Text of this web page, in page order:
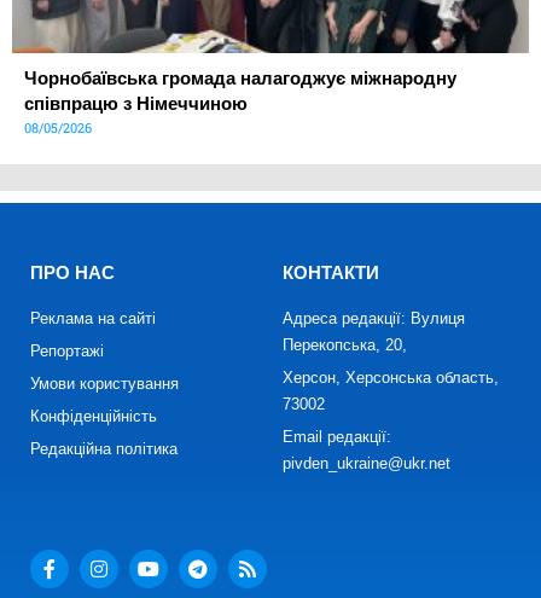
Чорнобаївська громада налагоджує міжнародну
співпрацю з Німеччиною
08/05/2026
ПРО НАС
Реклама на сайті
Репортажі
Умови користування
Конфіденційність
Редакційна політика
КОНТАКТИ
Адреса редакції: Вулиця
Перекопська, 20,
Херсон, Херсонська область,
73002
Email редакції:
pivden_ukraine@ukr.net